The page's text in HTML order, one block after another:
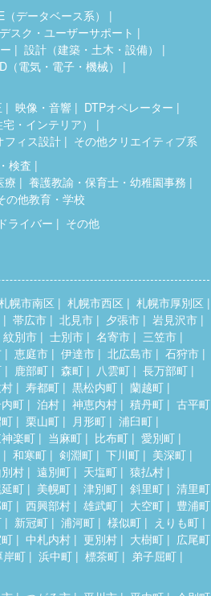
（データベース系）
スク・ユーザーサポート
設計（建築・土木・設備）
（電気・電子・機械）
映像・音響
DTPオペレーター
・インテリア）
フィス設計
その他クリエイティブ系
検査
療
養護教諭・保育士・幼稚園事務
の他教育・学校
ライバー
その他
幌市南区 札幌市西区
札幌市厚別区
帯広市
北見市 夕張市
岩見沢市
紋別市
士別市 名寄市
三笠市
恵庭市 伊達市 北広島市
石狩市
鹿部町 森町 八雲町
長万部町
寿都町 黒松内町
蘭越町
町
泊村 神恵内村 積丹町
古平町
栗山町 月形町
浦臼町
楽町
当麻町 比布町
愛別町
和寒町
剣淵町 下川町
美深町
村
遠別町 天塩町
猿払村
町
美幌町 津別町 斜里町
清里町
西興部村 雄武町 大空町
豊浦町
新冠町 浦河町 様似町
えりも町
中札内村 更別村 大樹町
広尾町
岸町
浜中町 標茶町 弟子屈町